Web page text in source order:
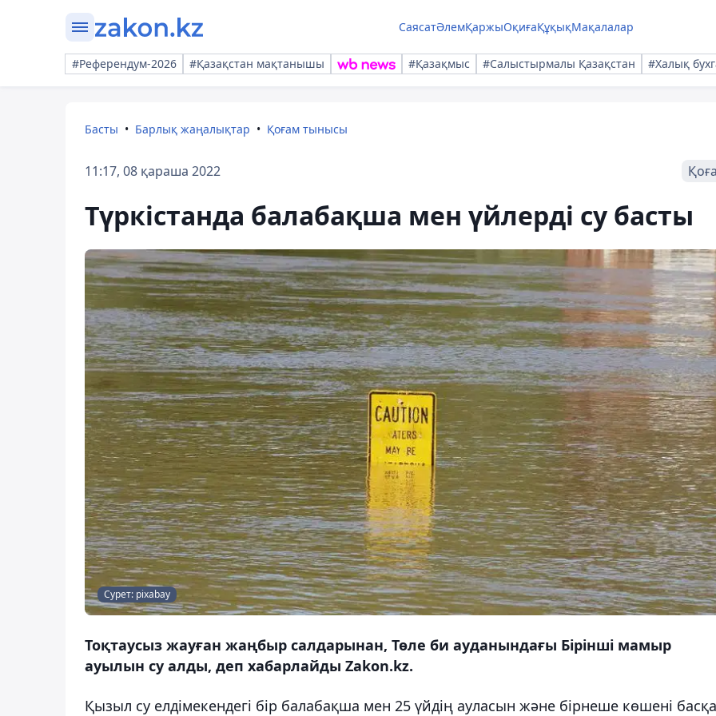
СаясатӘлемҚаржыОқиғаҚұқықМақалалар
#Референдум-2026 #Қазақстан мақтанышы #Қазақмыс #Салыстырмалы Қазақстан #Халық
Басты Барлық жаңалықтар Қоғам тынысы
11:17, 08 қараша 2022
Түркістанда балабақша мен үйлерді су басты
Сурет: pixabay
Тоқтаусыз жауған жаңбыр салдарынан, Төле би ауданындағы Бірінші мамыр
ауылын су алды, деп хабарлайды Zakon.kz.
Қызыл су елдімекендегі бір балабақша мен 25 үйдің ауласын және бірнеше көшені